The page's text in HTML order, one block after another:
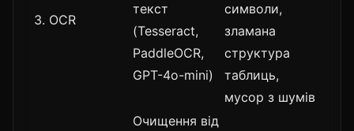
3. OCR
текст
(Tesseract,
PaddleOCR,
GPT-4o-mini)
символи,
зламана
структура
таблиць,
мусор з шумів
Очищення від